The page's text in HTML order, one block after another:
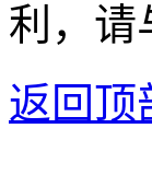
利，请
返回顶